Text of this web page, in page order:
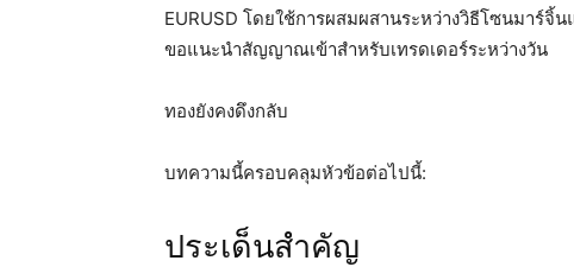
EURUSD โดยใช้การผสมผสานระหว่างวิธีโซนมาร์จิ้
ขอแนะนำสัญญาณเข้าสำหรับเทรดเดอร์ระหว่างวัน
ทองยังคงดึงกลับ
บทความนี้ครอบคลุมหัวข้อต่อไปนี้:
ประเด็นสำคัญ